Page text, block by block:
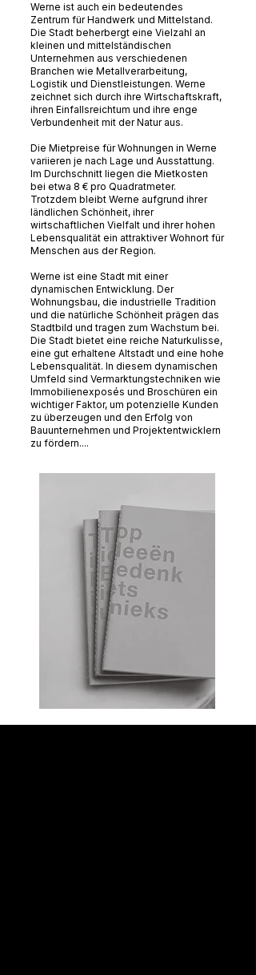
Werne ist auch ein bedeutendes
Zentrum für Handwerk und Mittelstand.
Die Stadt beherbergt eine Vielzahl an
kleinen und mittelständischen
Unternehmen aus verschiedenen
Branchen wie Metallverarbeitung,
Logistik und Dienstleistungen. Werne
zeichnet sich durch ihre Wirtschaftskraft,
ihren Einfallsreichtum und ihre enge
Verbundenheit mit der Natur aus.
Die Mietpreise für Wohnungen in Werne
variieren je nach Lage und Ausstattung.
Im Durchschnitt liegen die Mietkosten
bei etwa 8 € pro Quadratmeter.
Trotzdem bleibt Werne aufgrund ihrer
ländlichen Schönheit, ihrer
wirtschaftlichen Vielfalt und ihrer hohen
Lebensqualität ein attraktiver Wohnort für
Menschen aus der Region.
Werne ist eine Stadt mit einer
dynamischen Entwicklung. Der
Wohnungsbau, die industrielle Tradition
und die natürliche Schönheit prägen das
Stadtbild und tragen zum Wachstum bei.
Die Stadt bietet eine reiche Naturkulisse,
eine gut erhaltene Altstadt und eine hohe
Lebensqualität. In diesem dynamischen
Umfeld sind Vermarktungstechniken wie
Immobilienexposés und Broschüren ein
wichtiger Faktor, um potenzielle Kunden
zu überzeugen und den Erfolg von
Bauunternehmen und Projektentwicklern
zu fördern....